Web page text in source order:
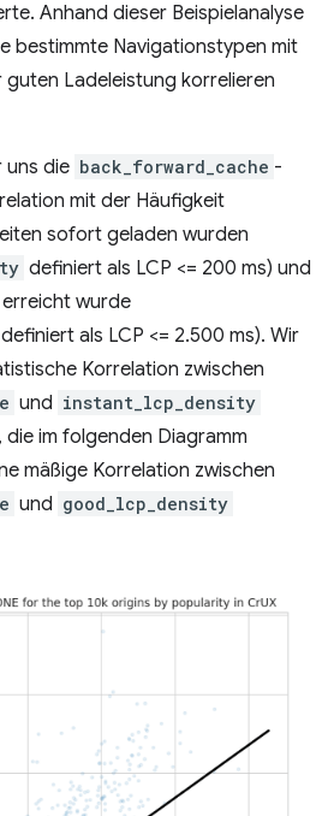
Anhand dieser Beispielanalyse
bestimmte Navigationstypen mit
Ladeleistung korrelieren
uns die back_forward_cache -
mit der Häufigkeit
sofort geladen wurden
definiert als LCP <= 200 ms) und
wurde
definiert als LCP <= 2.500 ms). Wir
Korrelation zwischen
und instant_lcp_density
im folgenden Diagramm
mäßige Korrelation zwischen
und good_lcp_density